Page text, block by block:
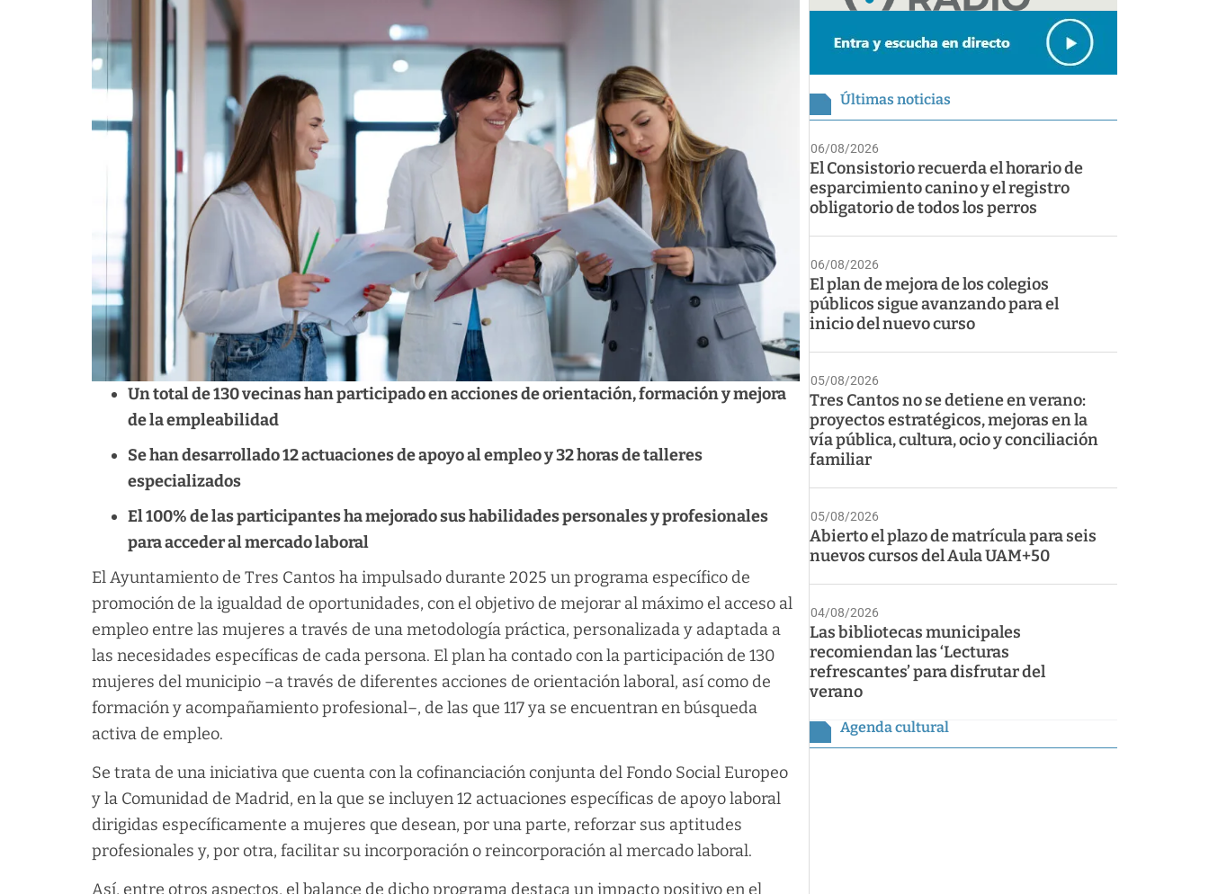
Un total de 130 vecinas han participado en acciones de orientación, formación y mejora
de la empleabilidad
Se han desarrollado 12 actuaciones de apoyo al empleo y 32 horas de talleres
especializados
El 100% de las participantes ha mejorado sus habilidades personales y profesionales
para acceder al mercado laboral
El Ayuntamiento de Tres Cantos ha impulsado durante 2025 un programa específico de
promoción de la igualdad de oportunidades, con el objetivo de mejorar al máximo el acceso al
empleo entre las mujeres a través de una metodología práctica, personalizada y adaptada a
las necesidades específicas de cada persona. El plan ha contado con la participación de 130
mujeres del municipio –a través de diferentes acciones de orientación laboral, así como de
formación y acompañamiento profesional–, de las que 117 ya se encuentran en búsqueda
activa de empleo.
Se trata de una iniciativa que cuenta con la cofinanciación conjunta del Fondo Social Europeo
y la Comunidad de Madrid, en la que se incluyen 12 actuaciones específicas de apoyo laboral
dirigidas específicamente a mujeres que desean, por una parte, reforzar sus aptitudes
profesionales y, por otra, facilitar su incorporación o reincorporación al mercado laboral.
Así, entre otros aspectos, el balance de dicho programa destaca un impacto positivo en el
Últimas noticias
06/08/2026
El Consistorio recuerda el horario de
esparcimiento canino y el registro
obligatorio de todos los perros
06/08/2026
El plan de mejora de los colegios
públicos sigue avanzando para el
inicio del nuevo curso
05/08/2026
Tres Cantos no se detiene en verano:
proyectos estratégicos, mejoras en la
vía pública, cultura, ocio y conciliación
familiar
05/08/2026
Abierto el plazo de matrícula para seis
nuevos cursos del Aula UAM+50
04/08/2026
Las bibliotecas municipales
recomiendan las ‘Lecturas
refrescantes’ para disfrutar del
verano
Agenda cultural